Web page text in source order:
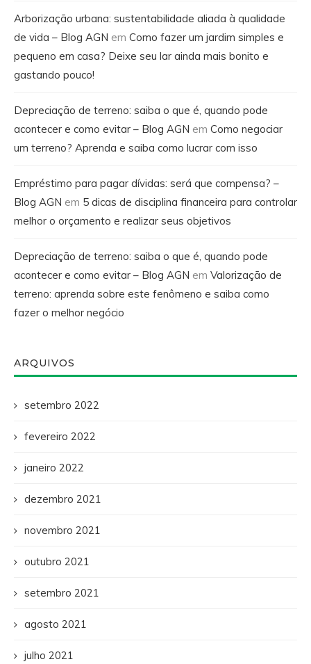
Arborização urbana: sustentabilidade aliada à qualidade
de vida – Blog AGN em Como fazer um jardim simples e
pequeno em casa? Deixe seu lar ainda mais bonito e
gastando pouco!
Depreciação de terreno: saiba o que é, quando pode
acontecer e como evitar – Blog AGN em Como negociar
um terreno? Aprenda e saiba como lucrar com isso
Empréstimo para pagar dívidas: será que compensa? –
Blog AGN em 5 dicas de disciplina financeira para controlar
melhor o orçamento e realizar seus objetivos
Depreciação de terreno: saiba o que é, quando pode
acontecer e como evitar – Blog AGN em Valorização de
terreno: aprenda sobre este fenômeno e saiba como
fazer o melhor negócio
ARQUIVOS
setembro 2022
fevereiro 2022
janeiro 2022
dezembro 2021
novembro 2021
outubro 2021
setembro 2021
agosto 2021
julho 2021